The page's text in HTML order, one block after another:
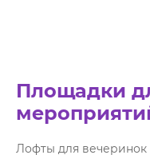
Площадки
Лофты для вечеринок